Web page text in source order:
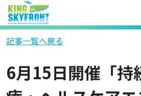
記事一覧へ戻る
6月15日開催「持